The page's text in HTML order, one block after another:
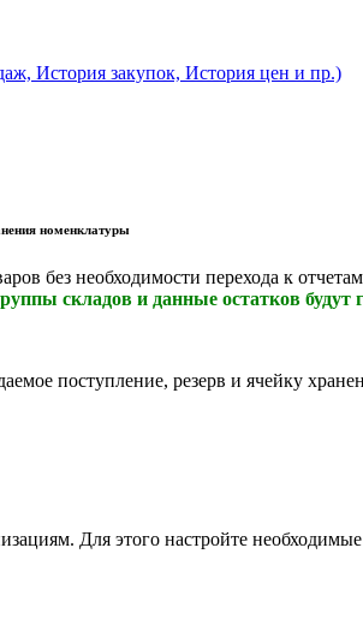
История закупок, История цен и пр.)
номенклатуры
без необходимости перехода к
складов и данные остатков будут
поступление, резерв и ячейку
Для этого настройте